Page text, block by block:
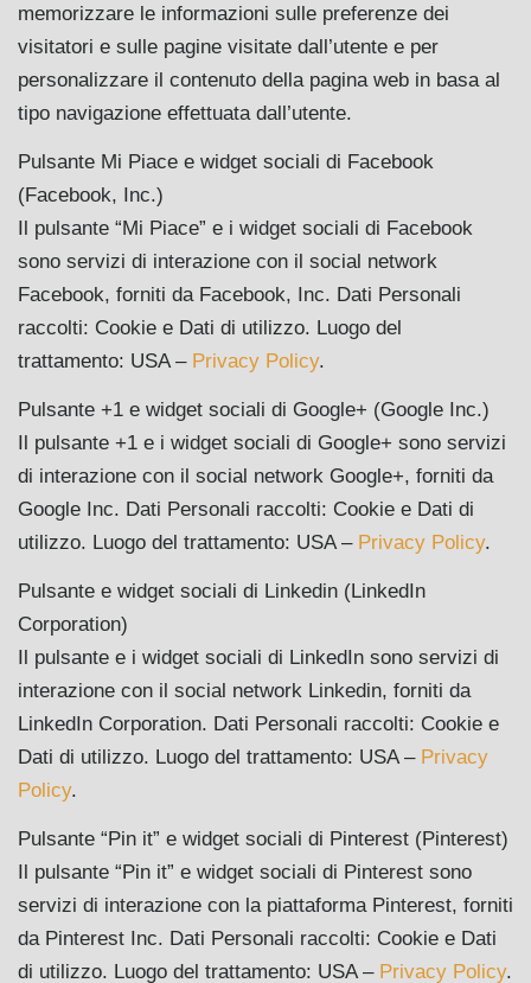
memorizzare le informazioni sulle preferenze dei
visitatori e sulle pagine visitate dall’utente e per
personalizzare il contenuto della pagina web in basa al
tipo navigazione effettuata dall’utente.
Pulsante Mi Piace e widget sociali di Facebook
(Facebook, Inc.)
Il pulsante “Mi Piace” e i widget sociali di Facebook
sono servizi di interazione con il social network
Facebook, forniti da Facebook, Inc. Dati Personali
raccolti: Cookie e Dati di utilizzo. Luogo del
trattamento: USA – Privacy Policy.
Pulsante +1 e widget sociali di Google+ (Google Inc.)
Il pulsante +1 e i widget sociali di Google+ sono servizi
di interazione con il social network Google+, forniti da
Google Inc. Dati Personali raccolti: Cookie e Dati di
utilizzo. Luogo del trattamento: USA – Privacy Policy.
Pulsante e widget sociali di Linkedin (LinkedIn
Corporation)
Il pulsante e i widget sociali di LinkedIn sono servizi di
interazione con il social network Linkedin, forniti da
LinkedIn Corporation. Dati Personali raccolti: Cookie e
Dati di utilizzo. Luogo del trattamento: USA – Privacy
Policy.
Pulsante “Pin it” e widget sociali di Pinterest (Pinterest)
Il pulsante “Pin it” e widget sociali di Pinterest sono
servizi di interazione con la piattaforma Pinterest, forniti
da Pinterest Inc. Dati Personali raccolti: Cookie e Dati
di utilizzo. Luogo del trattamento: USA – Privacy Policy.